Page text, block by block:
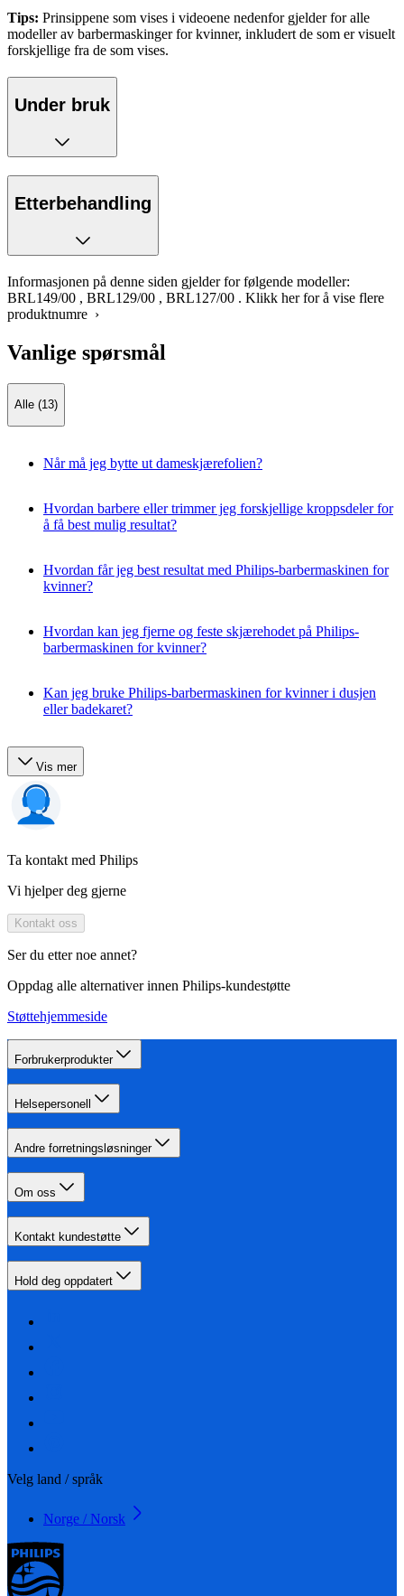
Tips: Prinsippene som vises i videoene nedenfor gjelder for alle
modeller av barbermaskinger for kvinner, inkludert de som er visuelt
forskjellige fra de som vises.
Under bruk
Etterbehandling
Informasjonen på denne siden gjelder for følgende modeller:
BRL149/00 , BRL129/00 , BRL127/00 . Klikk her for å vise flere
produktnumre ›
Vanlige spørsmål
Alle (13)
Når må jeg bytte ut dameskjærefolien?
Hvordan barbere eller trimmer jeg forskjellige kroppsdeler for
å få best mulig resultat?
Hvordan får jeg best resultat med Philips-barbermaskinen for
kvinner?
Hvordan kan jeg fjerne og feste skjærehodet på Philips-
barbermaskinen for kvinner?
Kan jeg bruke Philips-barbermaskinen for kvinner i dusjen
eller badekaret?
Vis mer
Ta kontakt med Philips
Vi hjelper deg gjerne
Kontakt oss
Ser du etter noe annet?
Oppdag alle alternativer innen Philips-kundestøtte
Støttehjemmeside
Forbrukerprodukter
Helsepersonell
Andre forretningsløsninger
Om oss
Kontakt kundestøtte
Hold deg oppdatert
Velg land / språk
Norge / Norsk